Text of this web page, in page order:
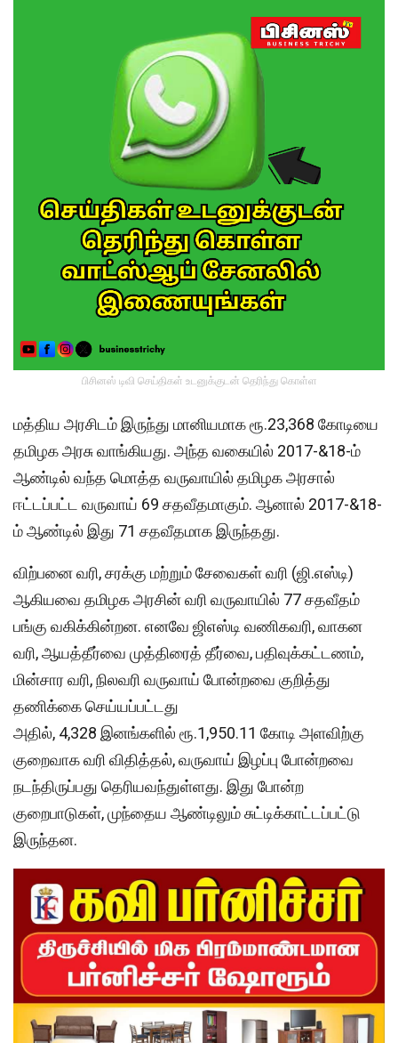
பிசினஸ் டிவி செய்திகள் உடனுக்குடன் தெரிந்து கொள்ள
மத்திய அரசிடம் இருந்து மானியமாக ரூ.23,368 கோடியை
தமிழக அரசு வாங்கியது. அந்த வகையில் 2017-&18-ம்
ஆண்டில் வந்த மொத்த வருவாயில் தமிழக அரசால்
ஈட்டப்பட்ட வருவாய் 69 சதவீதமாகும். ஆனால் 2017-&18-
ம் ஆண்டில் இது 71 சதவீதமாக இருந்தது.
விற்பனை வரி, சரக்கு மற்றும் சேவைகள் வரி (ஜி.எஸ்டி)
ஆகியவை தமிழக அரசின் வரி வருவாயில் 77 சதவீதம்
பங்கு வகிக்கின்றன. எனவே ஜிஎஸ்டி வணிகவரி, வாகன
வரி, ஆயத்தீர்வை முத்திரைத் தீர்வை, பதிவுக்கட்டணம்,
மின்சார வரி, நிலவரி வருவாய் போன்றவை குறித்து
தணிக்கை செய்யப்பட்டது
அதில், 4,328 இனங்களில் ரூ.1,950.11 கோடி அளவிற்கு
குறைவாக வரி விதித்தல், வருவாய் இழப்பு போன்றவை
நடந்திருப்பது தெரியவந்துள்ளது. இது போன்ற
குறைபாடுகள், முந்தைய ஆண்டிலும் சுட்டிக்காட்டப்பட்டு
இருந்தன.